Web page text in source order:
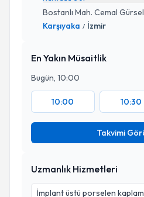
Bostanlı Mah. Cemal
Karşıyaka / İzmir
En Yakın Müsaitlik
Bugün, 10:00
10:00 10:30
Takvimi
Uzmanlık Hizmetleri
İmplant üstü porselen